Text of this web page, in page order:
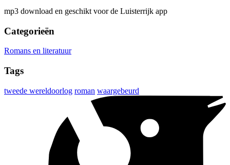
mp3 download en geschikt voor de Luisterrijk app
Categorieën
Romans en literatuur
Tags
tweede wereldoorlog roman waargebeurd